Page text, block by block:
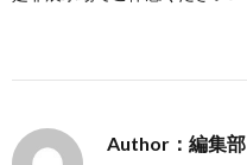
Author：編集部